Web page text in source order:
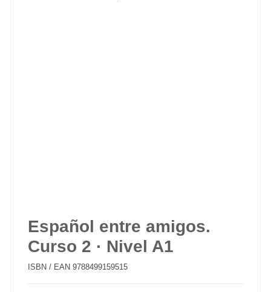
Español entre amigos.
Curso 2 · Nivel A1
ISBN / EAN 9788499159515